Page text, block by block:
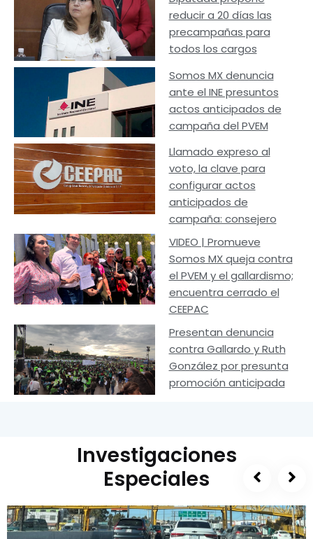
reducir a 20 días las
precampañas para
todos los cargos
Somos MX denuncia
ante el INE presuntos
actos anticipados de
campaña del PVEM
Llamado expreso al
voto, la clave para
configurar actos
anticipados de
campaña: consejero
VIDEO | Promueve
Somos MX queja contra
el PVEM y el gallardismo;
encuentra cerrado el
CEEPAC
Presentan denuncia
contra Gallardo y Ruth
González por presunta
promoción anticipada
Investigaciones
Especiales